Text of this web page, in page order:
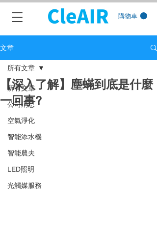
購物車
文章
所有文章
公司消息
空氣淨化
智能添水機
智能農夫
LED照明
光觸媒服務
所有文章
【深入了解】塵蟎到底是什麼
一回事?